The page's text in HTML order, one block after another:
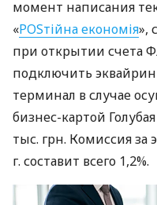
момент написания
«POSтійна економія»,
при открытии счета
подключить
терминал в случае
бизнес-картой
тыс. грн. Комиссия за
г. составит всего 1,2%.